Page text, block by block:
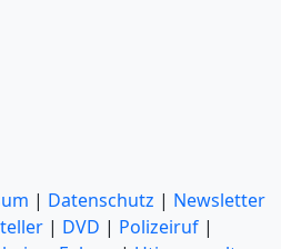
| Datenschutz | Newsletter
| DVD | Polizeiruf |